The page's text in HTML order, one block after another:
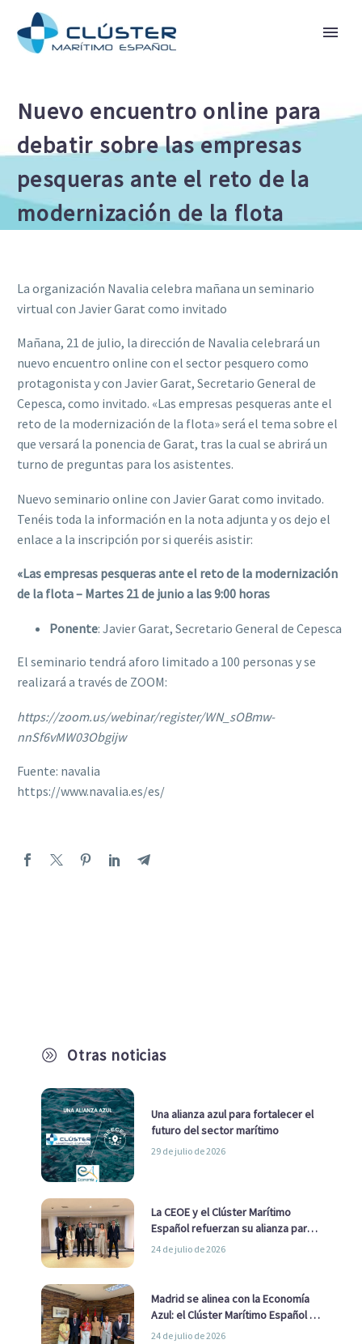
Nuevo encuentro online para
debatir sobre las empresas
pesqueras ante el reto de la
modernización de la flota
A Otras noticias
Una alianza azul para fortalecer el
futuro del sector marítimo
29 de julio de 2026
La CEOE y el Clúster Marítimo
Español refuerzan su alianza para
impulsar una estrategia Nacional
24 de julio de 2026
Madrid se alinea con la Economía
Azul: el Clúster Marítimo Español y
la Real Liga Naval avanzan alianzas
24 de julio de 2026
La organización Navalia celebra mañana un seminario
virtual con Javier Garat como invitado
Mañana, 21 de julio, la dirección de Navalia celebrará un
nuevo encuentro online con el sector pesquero como
protagonista y con Javier Garat, Secretario General de
Cepesca, como invitado. «Las empresas pesqueras ante el
reto de la modernización de la flota» será el tema sobre el
que versará la ponencia de Garat, tras la cual se abrirá un
turno de preguntas para los asistentes.
Nuevo seminario online con Javier Garat como invitado.
Tenéis toda la información en la nota adjunta y os dejo el
enlace a la inscripción por si queréis asistir:
«Las empresas pesqueras ante el reto de la modernización
de la flota – Martes 21 de junio a las 9:00 horas
Ponente: Javier Garat, Secretario General de Cepesca
El seminario tendrá aforo limitado a 100 personas y se
realizará a través de ZOOM:
https://zoom.us/webinar/register/WN_sOBmw-
nnSf6vMW03Obgijw
Fuente: navalia
https://www.navalia.es/es/